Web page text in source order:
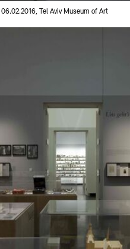
Tel Aviv Museum of Art